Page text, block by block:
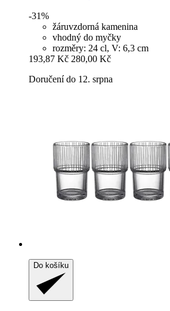
-31%
žáruvzdorná kamenina
vhodný do myčky
rozměry: 24 cl, V: 6,3 cm
193,87 Kč 280,00 Kč
Doručení do 12. srpna
Do košíku